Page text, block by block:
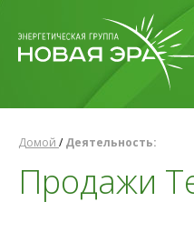
Домой /Деятельность:
Продажи